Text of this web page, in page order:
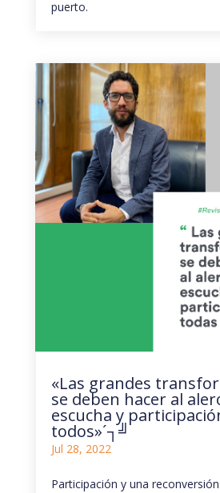
puerto.
«Las grandes
se deben hacer al
escucha y
todos»´┐╝
Jul 28, 2022
Participación y una